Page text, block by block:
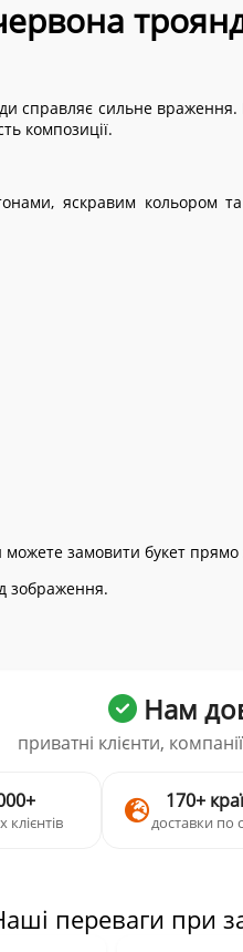
справляє сильне
композиції.
яскравим кольором
можете замовити букет
зображення.
Нам
приватні клієнти,
170+
доставки по
переваги при